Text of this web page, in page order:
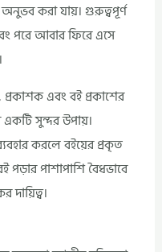
অনুভব করা যায়। গুরুত্বপূর্ণ
পরে আবার ফিরে এসে
এবং বই প্রকাশের
একটি সুন্দর উপায়।
করলে বইয়ের প্রকৃত
পড়ার পাশাপাশি বৈধভাবে